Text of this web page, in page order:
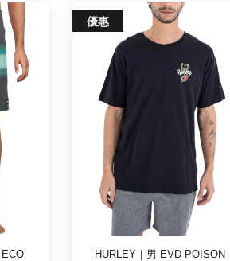
優惠
HURLEY｜男 EVD POISON